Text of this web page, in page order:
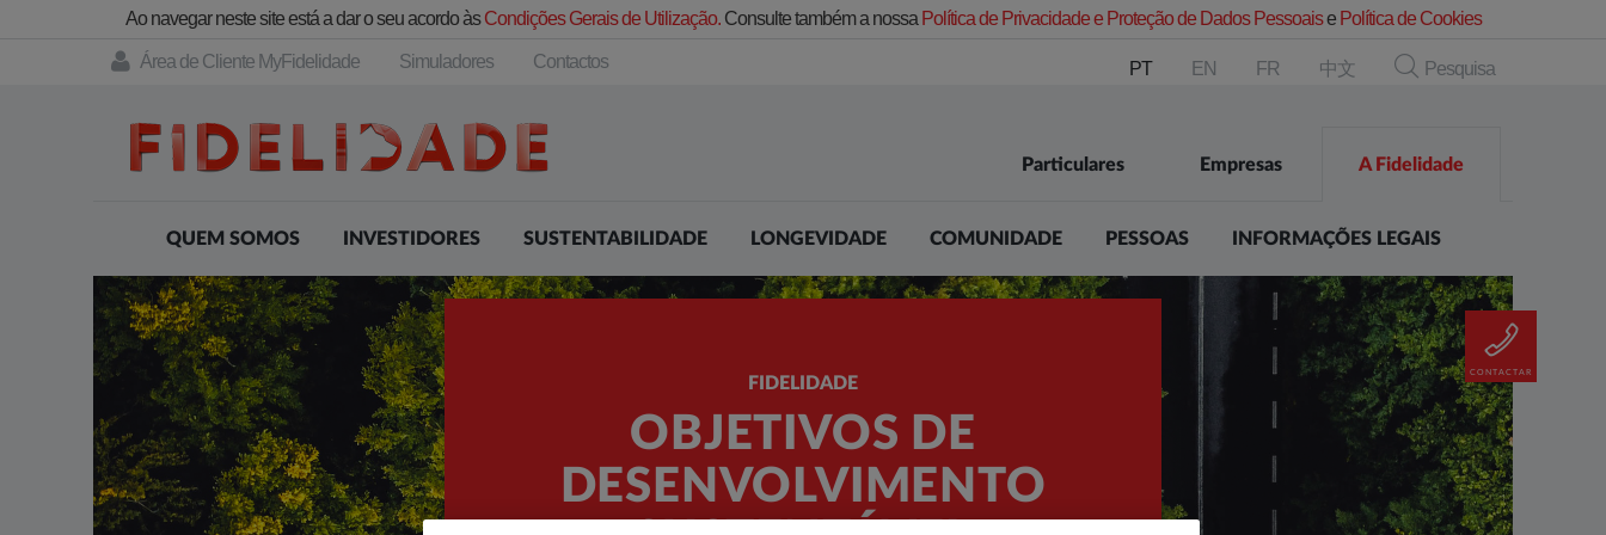
Ao navegar neste site está a dar o seu acordo àsCondições Gerais de Utilização.Consulte também a nossa Política de Privacidade e Proteção de Dados Pessoaise Política de Cookies
Área de Cliente MyFidelidade Simuladores Contactos PT EN FR 中文 Pesquisa
Particulares Empresas A Fidelidade
QUEM SOMOS INVESTIDORES SUSTENTABILIDADE LONGEVIDADE COMUNIDADE PESSOAS INFORMAÇÕES LEGAIS
CONTACTAR
FIDELIDADE
OBJETIVOS DE
DESENVOLVIMENTO